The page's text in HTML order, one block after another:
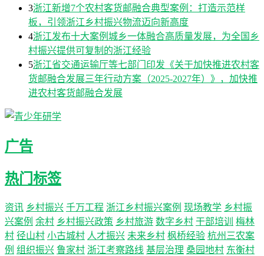
3浙江新增7个农村客货邮融合典型案例：打造示范样
板，引领浙江乡村振兴物流迈向新高度
4浙江发布十大案例城乡一体融合高质量发展，为全国乡
村振兴提供可复制的浙江经验
5浙江省交通运输厅等七部门印发《关于加快推进农村客
货邮融合发展三年行动方案（2025-2027年）》，加快推
进农村客货邮融合发展
广告
热门标签
资讯 乡村振兴 千万工程 浙江乡村振兴案例 现场教学 乡村振
兴案例 余村 乡村振兴政策 乡村旅游 数字乡村 干部培训
梅林
村 径山村 小古城村 人才振兴 未来乡村 枫桥经验 杭州三农案
例 组织振兴 鲁家村 浙江考察路线 基层治理 桑园地村 东衡村